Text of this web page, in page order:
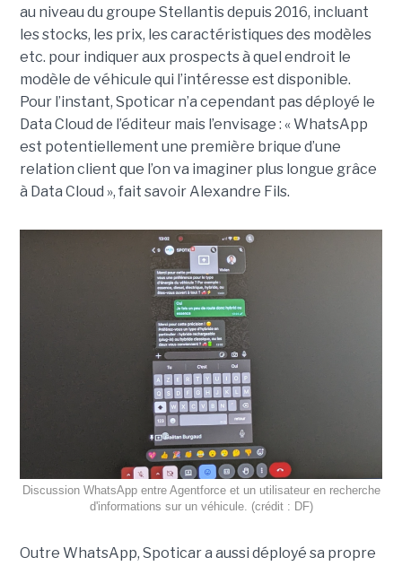
au niveau du groupe Stellantis depuis 2016, incluant
les stocks, les prix, les caractéristiques des modèles
etc. pour indiquer aux prospects à quel endroit le
modèle de véhicule qui l’intéresse est disponible.
Pour l’instant, Spoticar n’a cependant pas déployé le
Data Cloud de l’éditeur mais l’envisage : « WhatsApp
est potentiellement une première brique d’une
relation client que l’on va imaginer plus longue grâce
à Data Cloud », fait savoir Alexandre Fils.
Discussion WhatsApp entre Agentforce et un utilisateur en recherche
d'informations sur un véhicule. (crédit : DF)
Outre WhatsApp, Spoticar a aussi déployé sa propre